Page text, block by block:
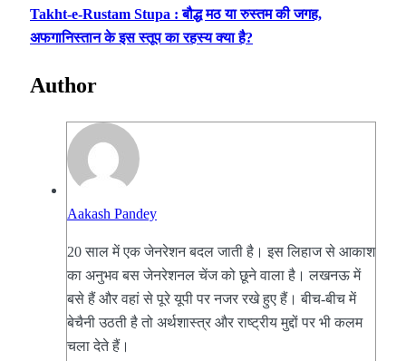
Takht-e-Rustam Stupa : बौद्ध मठ या रुस्तम की जगह,
अफगानिस्तान के इस स्तूप का रहस्य क्या है?
Author
Aakash Pandey
20 साल में एक जेनरेशन बदल जाती है। इस लिहाज से आकाश
का अनुभव बस जेनरेशनल चेंज को छूने वाला है। लखनऊ में
बसे हैं और वहां से पूरे यूपी पर नजर रखे हुए हैं। बीच-बीच में
बेचैनी उठती है तो अर्थशास्त्र और राष्ट्रीय मुद्दों पर भी कलम
चला देते हैं।